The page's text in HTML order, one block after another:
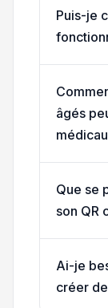
Puis-je
âgés
Que se
son QR
Ai-je
créer